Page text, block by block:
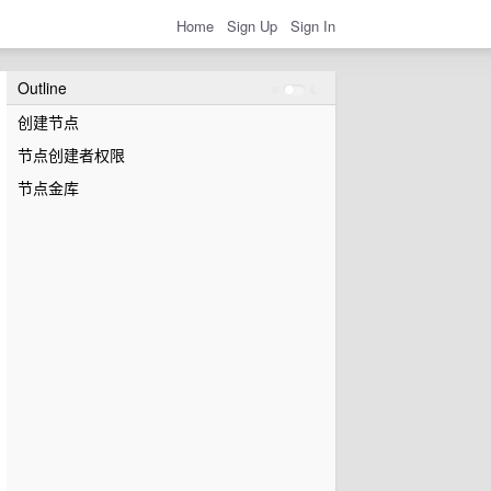
Home Sign Up Sign In
Outline
创建节点
节点创建者权限
节点金库